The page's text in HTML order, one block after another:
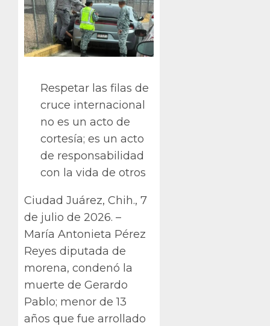
Respetar las filas de
cruce internacional
no es un acto de
cortesía; es un acto
de responsabilidad
con la vida de otros
Ciudad Juárez, Chih., 7
de julio de 2026. –
María Antonieta Pérez
Reyes diputada de
morena, condenó la
muerte de Gerardo
Pablo; menor de 13
años que fue arrollado